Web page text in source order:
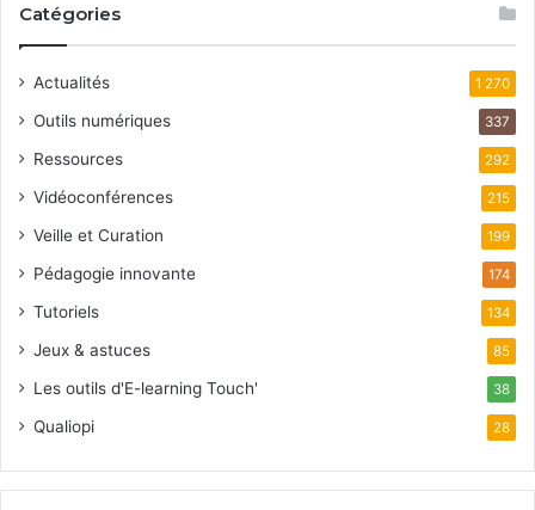
Catégories
Actualités 1 270
Outils numériques 337
Ressources 292
Vidéoconférences 215
Veille et Curation 199
Pédagogie innovante 174
Tutoriels 134
Jeux & astuces 85
Les outils d'E-learning Touch' 38
Qualiopi 28